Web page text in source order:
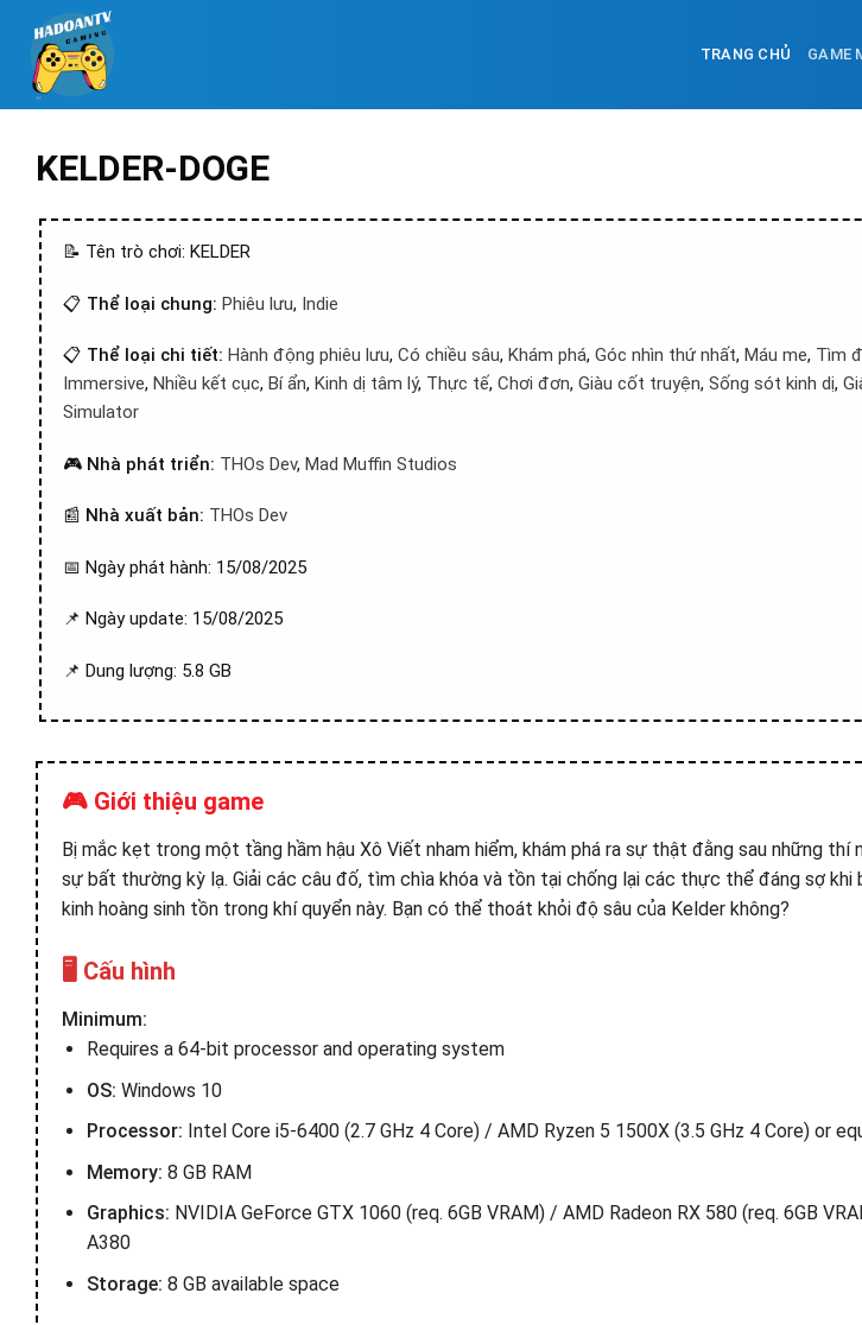
TRANG CHỦ GAME
KELDER-DOGE
📝 Tên trò chơi: KELDER
📋 Thể loại chung: Phiêu lưu, Indie
📋 Thể loại chi tiết: Hành động phiêu lưu, Có chiều sâu, Khám phá, Góc nhìn thứ nhất, Máu me, Tìm
Immersive, Nhiều kết cục, Bí ẩn, Kinh dị tâm lý, Thực tế, Chơi đơn, Giàu cốt truyện, Sống sót kinh dị,
Simulator
🎮 Nhà phát triển: THOs Dev, Mad Muffin Studios
📰 Nhà xuất bản: THOs Dev
📅 Ngày phát hành: 15/08/2025
📌 Ngày update: 15/08/2025
📌 Dung lượng: 5.8 GB
🎮 Giới thiệu game
Bị mắc kẹt trong một tầng hầm hậu Xô Viết nham hiểm, khám phá ra sự thật đằng sau những thí
sự bất thường kỳ lạ. Giải các câu đố, tìm chìa khóa và tồn tại chống lại các thực thể đáng sợ khi
kinh hoàng sinh tồn trong khí quyển này. Bạn có thể thoát khỏi độ sâu của Kelder không?
🖥️ Cấu hình
Minimum:
Requires a 64-bit processor and operating system
OS: Windows 10
Processor: Intel Core i5-6400 (2.7 GHz 4 Core) / AMD Ryzen 5 1500X (3.5 GHz 4 Core) or
Memory: 8 GB RAM
Graphics: NVIDIA GeForce GTX 1060 (req. 6GB VRAM) / AMD Radeon RX 580 (req. 6GB
A380
Storage: 8 GB available space